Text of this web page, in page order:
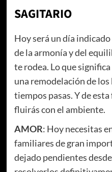
SAGITARIO
Hoy será un día
de la armonía y del
te rodea. Lo que
una remodelación de los
tiempos pasas. Y de
fluirás con el ambiente.
AMOR: Hoy necesitas
familiares de gran
dejado pendientes